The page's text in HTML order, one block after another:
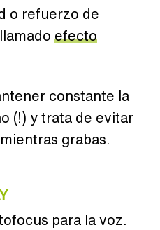
o refuerzo de
efecto
constante la
(!) y trata de evitar
grabas.
para la voz.